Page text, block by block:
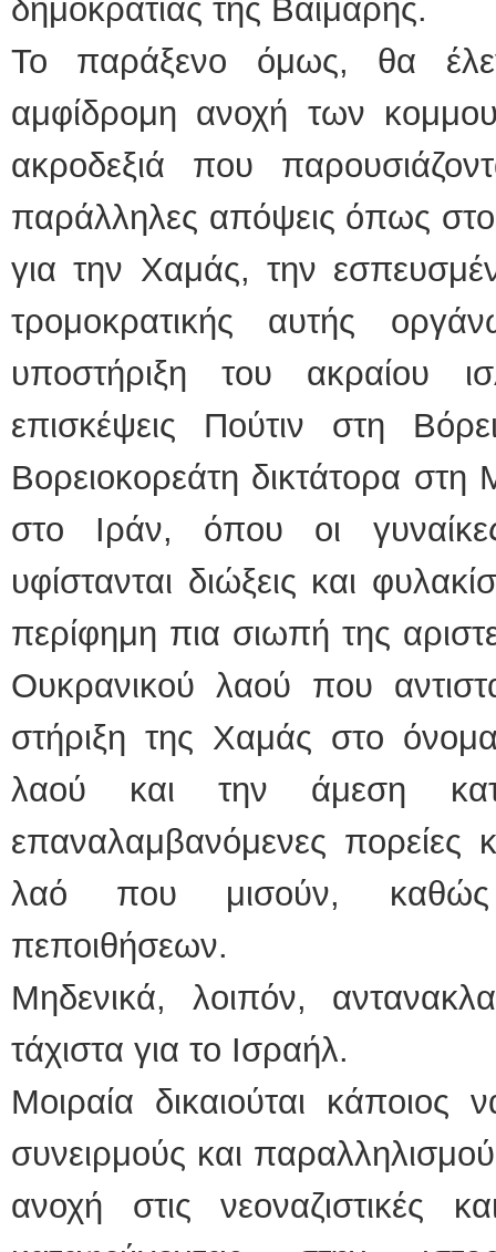
δημοκρατίας της Βαϊμάρης.
Το παράξενο όμως, θα
αμφίδρομη ανοχή των
ακροδεξιά που
παράλληλες απόψεις όπως
για την Χαμάς, την
τρομοκρατικής αυτής
υποστήριξη του ακραίου
επισκέψεις Πούτιν στη
Βορειοκορεάτη δικτάτορα
στο Ιράν, όπου οι
υφίστανται διώξεις και
περίφημη πια σιωπή της
Ουκρανικού λαού που
στήριξη της Χαμάς στο
λαού και την άμεση
επαναλαμβανόμενες πορείες
λαό που μισούν, καθώς
πεποιθήσεων.
Μηδενικά, λοιπόν,
τάχιστα για το Ισραήλ.
Μοιραία δικαιούται κάποιος
συνειρμούς και
ανοχή στις νεοναζιστικές